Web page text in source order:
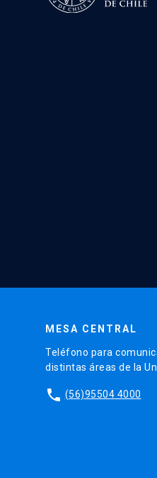
MESA CENTRAL
Teléfono para
distintas áreas de la
phone (56)95504 4000